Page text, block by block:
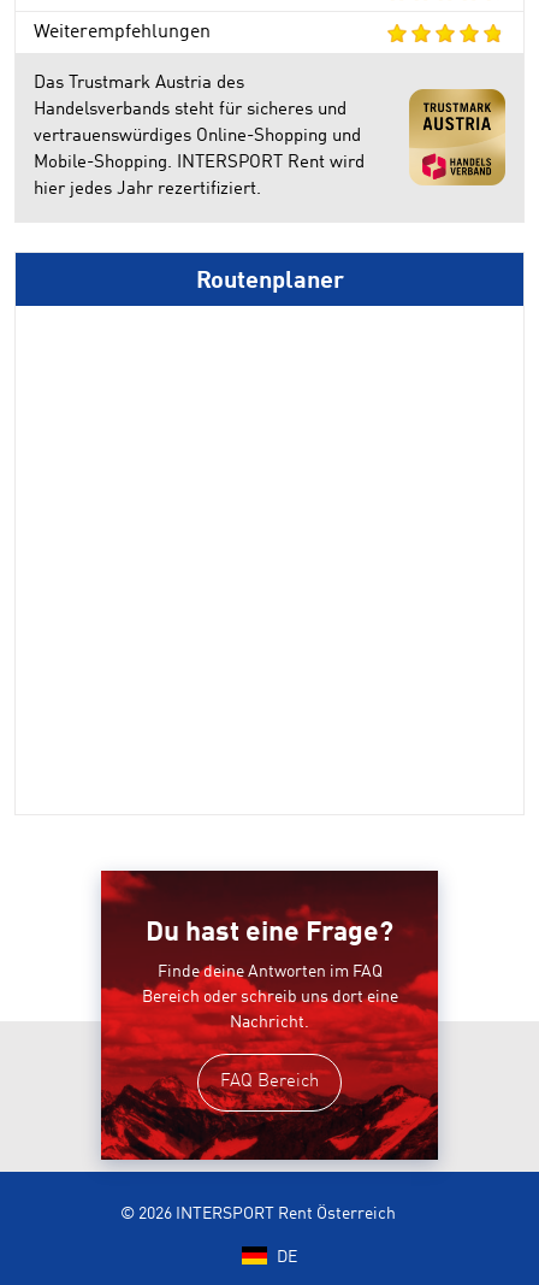
Weiterempfehlungen
Das Trustmark Austria des
Handelsverbands steht für sicheres und
vertrauenswürdiges Online-Shopping und
Mobile-Shopping. INTERSPORT Rent wird
hier jedes Jahr rezertifiziert.
Routenplaner
Du hast eine Frage?
Finde deine Antworten im FAQ
Bereich oder schreib uns dort eine
Nachricht.
FAQ Bereich
© 2026 INTERSPORT Rent Österreich
DE